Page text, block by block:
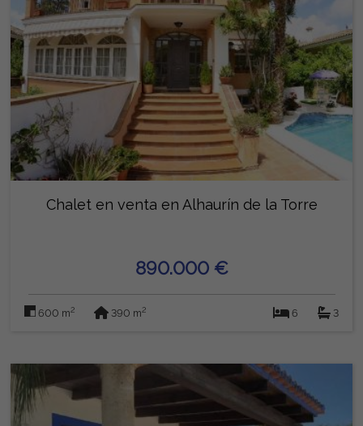
Chalet en venta en Alhaurín de la Torre
890.000 €
600 m2 390 m2 6 3